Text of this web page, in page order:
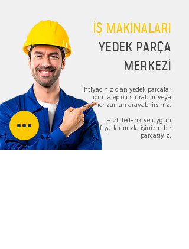
İŞ MAKİNALARI
YEDEK PARÇA
MERKEZİ
İhtiyacınız olan yedek parçalar
için talep oluşturabilir veya
bizi her zaman arayabilirsiniz.
Hızlı tedarik ve uygun
fiyatlarımızla işinizin bir
parçasıyız.